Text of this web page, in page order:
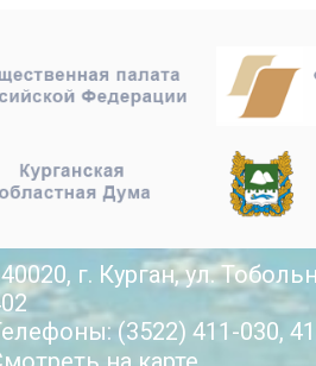
г. Курган, ул.
(3522) 411-030,